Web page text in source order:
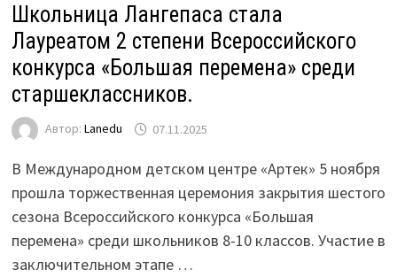
Школьница Лангепаса стала
Лауреатом 2 степени Всероссийского
конкурса «Большая перемена» среди
старшеклассников.
Автор: Lanedu 07.11.2025
В Международном детском центре «Артек» 5 ноября
прошла торжественная церемония закрытия шестого
сезона Всероссийского конкурса «Большая
перемена» среди школьников 8-10 классов. Участие в
заключительном этапе …